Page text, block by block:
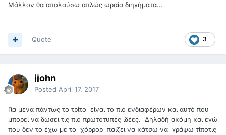
Μάλλον θα απολαύσω απλώς ωραία διηγήματα...
3
Quote
jjohn
Posted April 17, 2017
Για μενα πάντως το τρίτο είναι το πιο ενδιαφέρων και αυτό που
μπορεί να δώσει τις πιο πρωτοτυπες ιδέες. Δηλαδή ακόμη και εγώ
που δεν το έχω με το χόρρορ παίζει να κάτσω να γράψω τίποτις